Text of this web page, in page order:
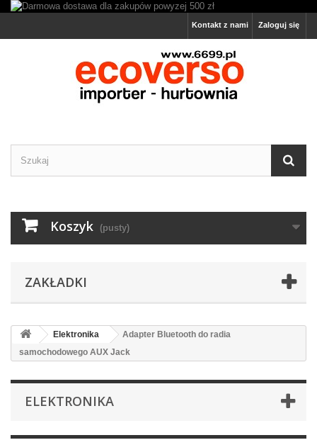
Zaloguj się
Kontakt z nami
Koszyk (pusty)
ZAKŁADKI
Elektronika
Adapter Bluetooth do radia
samochodowego AUX Jack
ELEKTRONIKA